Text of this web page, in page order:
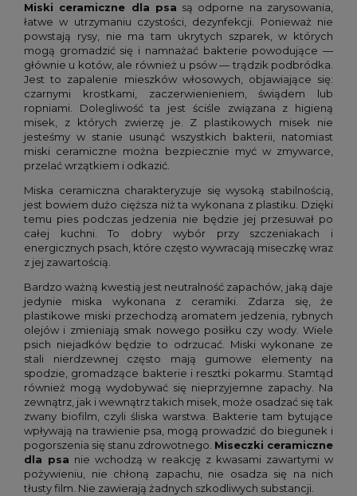
Miski ceramiczne dla psa są odporne na zarysowania,
łatwe w utrzymaniu czystości, dezynfekcji. Ponieważ nie
powstają rysy, nie ma tam ukrytych szparek, w których
mogą gromadzić się i namnażać bakterie powodujące —
głównie u kotów, ale również u psów — trądzik podbródka.
Jest to zapalenie mieszków włosowych, objawiające się:
czarnymi krostkami, zaczerwienieniem, świądem lub
ropniami. Dolegliwość ta jest ściśle związana z higieną
misek, z których zwierzę je. Z plastikowych misek nie
jesteśmy w stanie usunąć wszystkich bakterii, natomiast
miski ceramiczne można bezpiecznie myć w zmywarce,
przelać wrzątkiem i odkazić.
Miska ceramiczna charakteryzuje się wysoką stabilnością,
jest bowiem dużo cięższa niż ta wykonana z plastiku. Dzięki
temu pies podczas jedzenia nie będzie jej przesuwał po
całej kuchni. To dobry wybór przy szczeniakach i
energicznych psach, które często wywracają miseczkę wraz
z jej zawartością.
Bardzo ważną kwestią jest neutralność zapachów, jaką daje
jedynie miska wykonana z ceramiki. Zdarza się, że
plastikowe miski przechodzą aromatem jedzenia, rybnych
olejów i zmieniają smak nowego posiłku czy wody. Wiele
psich niejadków będzie to odrzucać. Miski wykonane ze
stali nierdzewnej często mają gumowe elementy na
spodzie, gromadzące bakterie i resztki pokarmu. Stamtąd
również mogą wydobywać się nieprzyjemne zapachy. Na
zewnątrz, jak i wewnątrz takich misek, może osadzać się tak
zwany biofilm, czyli śliska warstwa. Bakterie tam bytujące
wpływają na trawienie psa, mogą prowadzić do biegunek i
pogorszenia się stanu zdrowotnego. Miseczki ceramiczne
dla psa nie wchodzą w reakcję z kwasami zawartymi w
pożywieniu, nie chłoną zapachu, nie osadza się na nich
tłusty film. Nie zawierają żadnych szkodliwych substancji.